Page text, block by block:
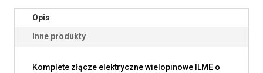
Opis
Inne produkty
Komplete złącze elektryczne wielopinowe ILME o